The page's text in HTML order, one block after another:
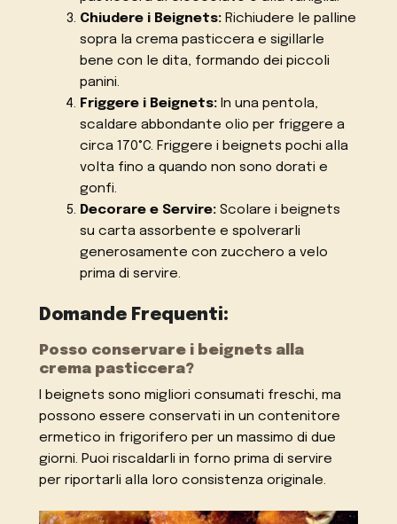
Chiudere i Beignets:Richiudere le palline
sopra la crema pasticcera e sigillarle
bene con le dita, formando dei piccoli
panini.
Friggere i Beignets:In una pentola,
scaldare abbondante olio per friggere a
circa 170°C. Friggere i beignets pochi alla
volta fino a quando non sono dorati e
gonfi.
Decorare e Servire:Scolare i beignets
su carta assorbente e spolverarli
generosamente con zucchero a velo
prima di servire.
Domande Frequenti:
Posso conservare i beignets alla
crema pasticcera?
I beignets sono migliori consumati freschi, ma
possono essere conservati in un contenitore
ermetico in frigorifero per un massimo di due
giorni. Puoi riscaldarli in forno prima di servire
per riportarli alla loro consistenza originale.